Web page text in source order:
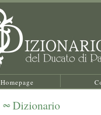
Homepage
Dizionario